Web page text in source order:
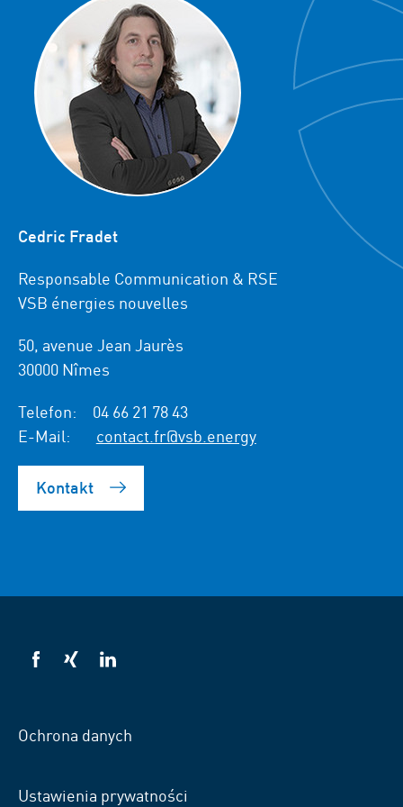
Cedric Fradet
Responsable Communication & RSE
VSB énergies nouvelles
50, avenue Jean Jaurès
30000 Nîmes
Telefon:
04 66 21 78 43
E-Mail:
contact.fr@vsb.energy
Kontakt
VSB
VSB
VSB
Ochrona danych
Ustawienia prywatności